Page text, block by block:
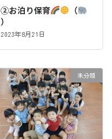
②お泊り保育
（
）
2023年8月21日
未分類